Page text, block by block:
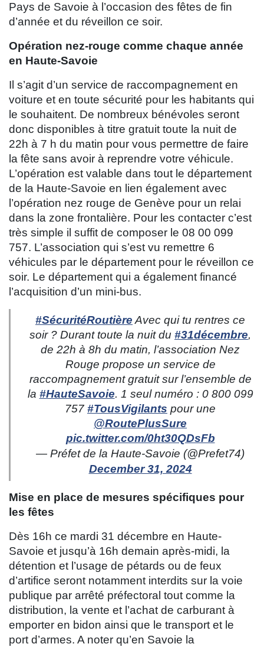
Pays de Savoie à l’occasion des fêtes de fin
d’année et du réveillon ce soir.
Opération nez-rouge comme chaque année
en Haute-Savoie
Il s’agit d’un service de raccompagnement en
voiture et en toute sécurité pour les habitants qui
le souhaitent. De nombreux bénévoles seront
donc disponibles à titre gratuit toute la nuit de
22h à 7 h du matin pour vous permettre de faire
la fête sans avoir à reprendre votre véhicule.
L’opération est valable dans tout le département
de la Haute-Savoie en lien également avec
l’opération nez rouge de Genève pour un relai
dans la zone frontalière. Pour les contacter c’est
très simple il suffit de composer le 08 00 099
757. L’association qui s’est vu remettre 6
véhicules par le département pour le réveillon ce
soir. Le département qui a également financé
l’acquisition d’un mini-bus.
#SécuritéRoutière Avec qui tu rentres ce
soir ? Durant toute la nuit du #31décembre,
de 22h à 8h du matin, l’association Nez
Rouge propose un service de
raccompagnement gratuit sur l’ensemble de
la #HauteSavoie. 1 seul numéro : 0 800 099
757 #TousVigilants pour une
@RoutePlusSure
pic.twitter.com/0ht30QDsFb
— Préfet de la Haute-Savoie (@Prefet74)
December 31, 2024
Mise en place de mesures spécifiques pour
les fêtes
Dès 16h ce mardi 31 décembre en Haute-
Savoie et jusqu’à 16h demain après-midi, la
détention et l’usage de pétards ou de feux
d’artifice seront notamment interdits sur la voie
publique par arrêté préfectoral tout comme la
distribution, la vente et l’achat de carburant à
emporter en bidon ainsi que le transport et le
port d’armes. A noter qu’en Savoie la